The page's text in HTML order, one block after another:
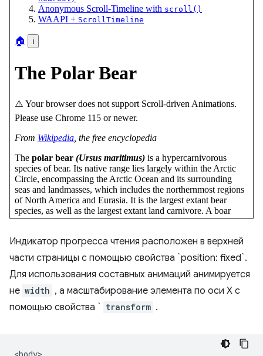
Индикатор прогресса чтения расположен в верхней
части страницы с помощью свойства `position: fixed`.
Для использования составных анимаций анимируется
не width , а масштабирование элемента по оси X с
помощью свойства ` transform .